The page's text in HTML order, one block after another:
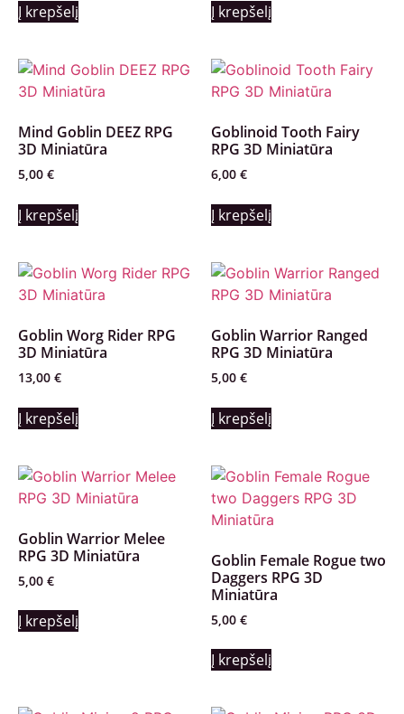
Į krepšelį Į krepšelį
Mind Goblin DEEZ RPG
3D Miniatūra
5,00 €
Į krepšelį
Goblinoid Tooth Fairy
RPG 3D Miniatūra
6,00 €
Į krepšelį
Goblin Worg Rider RPG
3D Miniatūra
13,00 €
Į krepšelį
Goblin Warrior Ranged
RPG 3D Miniatūra
5,00 €
Į krepšelį
Goblin Warrior Melee
RPG 3D Miniatūra
5,00 €
Į krepšelį
Goblin Female Rogue two
Daggers RPG 3D
Miniatūra
5,00 €
Į krepšelį